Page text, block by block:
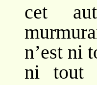
cet
n’est ni
ni tout